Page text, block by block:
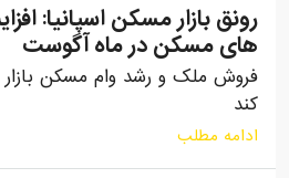
رونق بازار مسکن اسپانیا:
های مسکن در ماه آگوست
فروش ملک و رشد وام مسکن بازار
کند
ادامه مطلب